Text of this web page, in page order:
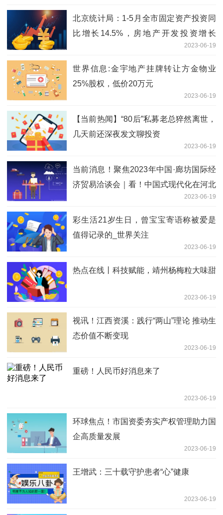
北京统计局：1-5月全市固定资产投资同
比增长14.5%，房地产开发投资增长
2023-06-19
世界信息:金宇地产挂牌转让方金物业
25%股权，低价20万元
2023-06-19
【当前热闻】“80后”私募老总猝然离世，
几天前还深夜发文聊投资
2023-06-19
当前消息！聚焦2023年中国·廊坊国际经
济贸易洽谈会｜看！中国式现代化在河北
2023-06-19
彩生活21岁生日，曾宝宝寄语称被爱是
值得记录的_世界关注
2023-06-19
热点在线丨科技赋能，靖州杨梅粒大味甜
2023-06-19
视讯！江西资溪：践行“两山”理论 推动生
态价值不断变现
2023-06-19
重磅！人民币好消息来了
2023-06-19
环球焦点！市国资委夯实产权管理助力国
企高质量发展
2023-06-19
王增武：三十载守护患者“心”健康
2023-06-19